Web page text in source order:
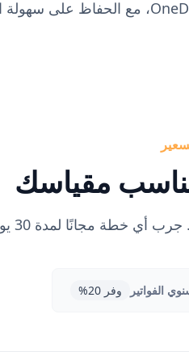
مقياسك
خطة مجانًا لمدة 30 يومًا.
الفواتير وفر 20%